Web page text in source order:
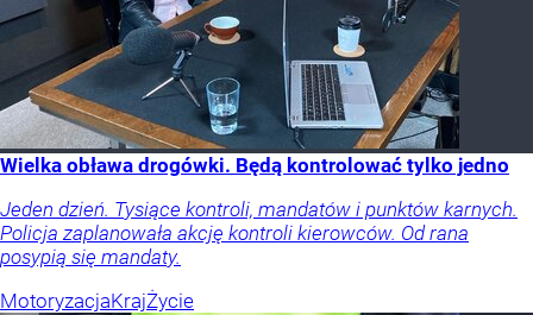
Wielka obława drogówki. Będą kontrolować tylko jedno
Jeden dzień. Tysiące kontroli, mandatów i punktów karnych.
Policja zaplanowała akcję kontroli kierowców. Od rana
posypią się mandaty.
MotoryzacjaKrajŻycie